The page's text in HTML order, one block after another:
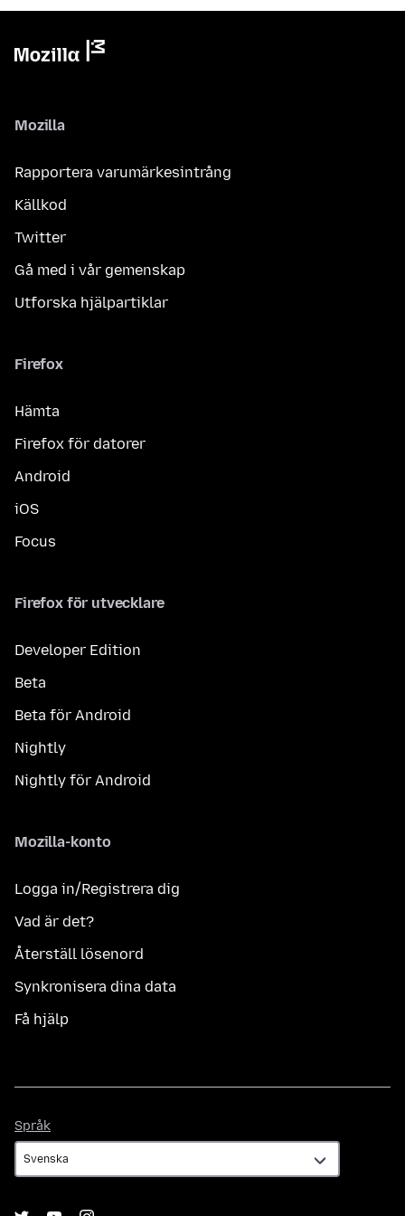
Mozilla
Rapportera varumärkesintrång
Källkod
Twitter
Gå med i vår gemenskap
Utforska hjälpartiklar
Firefox
Hämta
Firefox för datorer
Android
iOS
Focus
Firefox för utvecklare
Developer Edition
Beta
Beta för Android
Nightly
Nightly för Android
Mozilla-konto
Logga in/Registrera dig
Vad är det?
Återställ lösenord
Synkronisera dina data
Få hjälp
Språk